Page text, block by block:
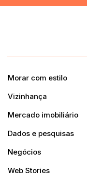
Morar com estilo
Vizinhança
Mercado imobiliário
Dados e pesquisas
Negócios
Web Stories